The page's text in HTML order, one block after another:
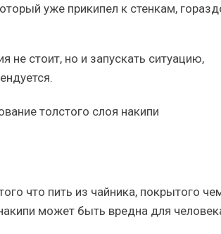
уже прикипел к стенкам,
не стоит, но и запускать ситуацию,
толстого слоя накипи
что пить из чайника, покрытого
может быть вредна для